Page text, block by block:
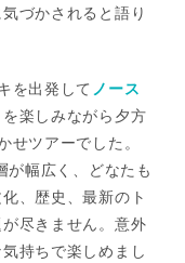
づかされると語り
を出発して ノース
楽しみながら夕方
ツアーでした。
幅広く、どなたも
、歴史、最新のト
尽きません。意外
持ちで楽しめまし